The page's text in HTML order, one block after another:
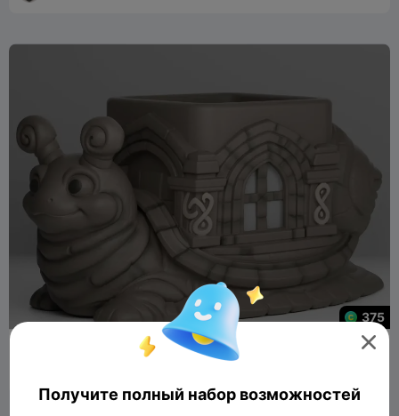
375
Cute Snail House Planter STL File for 3D Printing Fantasy De

Получите полный набор возможностей